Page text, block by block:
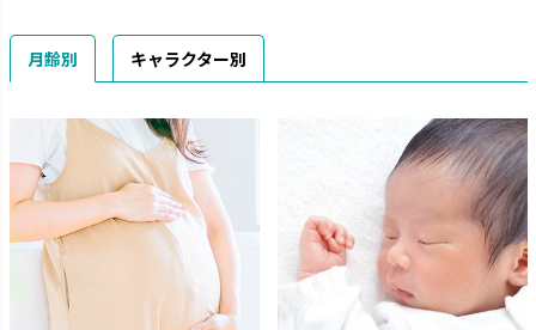
月齢別 キャラクター別